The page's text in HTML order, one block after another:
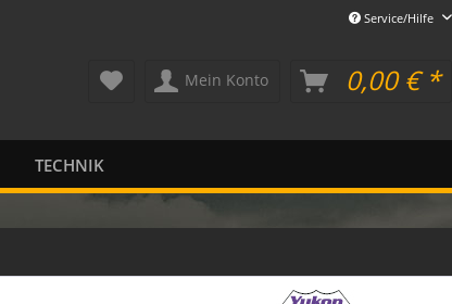
Service/Hilfe
Mein Konto 0,00 € *
TECHNIK